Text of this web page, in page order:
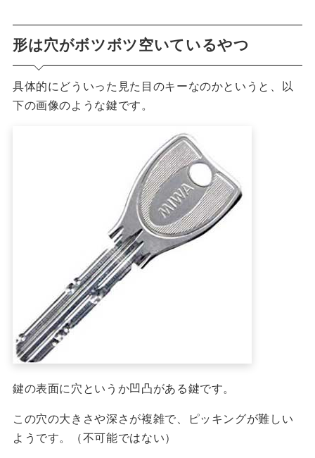
形は穴がボツボツ空いているやつ
具体的にどういった見た目のキーなのかというと、以
下の画像のような鍵です。
鍵の表面に穴というか凹凸がある鍵です。
この穴の大きさや深さが複雑で、ピッキングが難しい
ようです。（不可能ではない）